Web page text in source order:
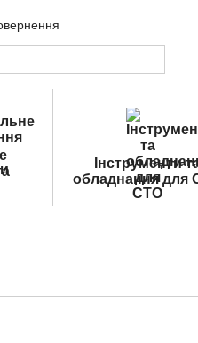
Інструменти
обладнання для